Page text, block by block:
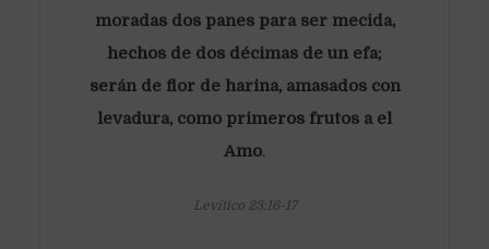
moradas dos panes para ser mecida,
hechos de dos décimas de un efa;
serán de flor de harina, amasados con
levadura, como primeros frutos a el
Amo.
Levítico 23:16-17